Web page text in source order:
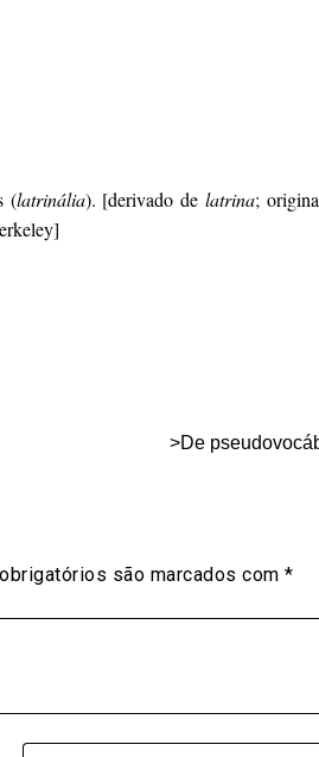
(latrinália). [derivado de latrina;
>De
são marcados com *